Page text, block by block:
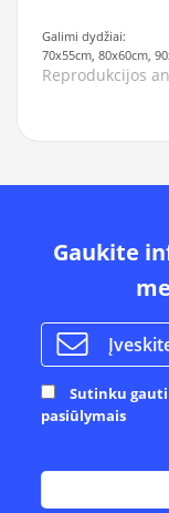
Galimi dydžiai:
70x55cm, 80x60cm,
Reprodukcijos
Gaukite
Sutinku
pasiūlymais